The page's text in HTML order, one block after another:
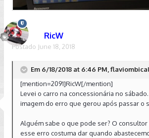
RicW
Postado June 18, 2018
Em 6/18/2018 at 6:46 PM,
[mention=2091]RicW[/mention]
Levei o carro na concessionária no
imagem do erro que gerou após passar o
Alguém sabe o que pode ser? O
esse erro costuma dar quando